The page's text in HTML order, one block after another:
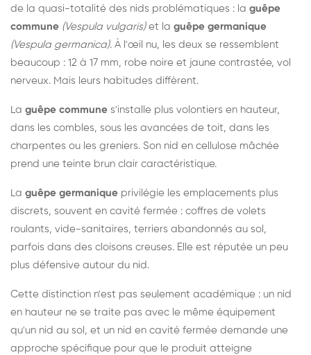
de la quasi-totalité des nids problématiques : la guêpe
commune (Vespula vulgaris)et la guêpe germanique
(Vespula germanica). À l'œil nu, les deux se ressemblent
beaucoup : 12 à 17 mm, robe noire et jaune contrastée, vol
nerveux. Mais leurs habitudes diffèrent.
La guêpe commune s'installe plus volontiers en hauteur,
dans les combles, sous les avancées de toit, dans les
charpentes ou les greniers. Son nid en cellulose mâchée
prend une teinte brun clair caractéristique.
La guêpe germanique privilégie les emplacements plus
discrets, souvent en cavité fermée : coffres de volets
roulants, vide-sanitaires, terriers abandonnés au sol,
parfois dans des cloisons creuses. Elle est réputée un peu
plus défensive autour du nid.
Cette distinction n'est pas seulement académique : un nid
en hauteur ne se traite pas avec le même équipement
qu'un nid au sol, et un nid en cavité fermée demande une
approche spécifique pour que le produit atteigne